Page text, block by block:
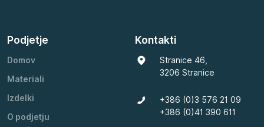
Podjetje
Domov
Materiali
Izdelki
O podjetju
Kontakti
Stranice 46,
3206 Stranice
+386 (0)3 576 21 09
+386 (0)41 390 611